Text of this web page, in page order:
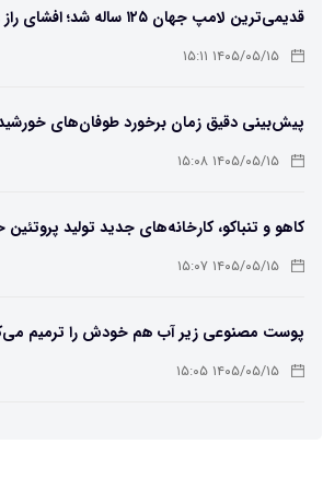
قدیمی‌ترین لامپ جهان ۱۲۵ ساله شد؛
طول‌عمر لامپ سنتنیال
۱۴۰۵/۰۵/۱۵ ۱۵:۱۱
پیش‌بینی دقیق زمان برخورد طوفان‌های
زمین ممکن شد
۱۴۰۵/۰۵/۱۵ ۱۵:۰۸
کاهو و تنباکو، کارخانه‌های جدید تولید پروتئین
۱۴۰۵/۰۵/۱۵ ۱۵:۰۷
پوست مصنوعی زیر آب هم خودش را ترمیم
۱۴۰۵/۰۵/۱۵ ۱۵:۰۵